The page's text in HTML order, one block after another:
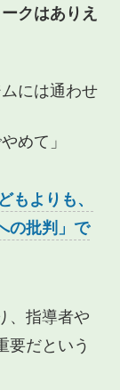
クはありえ
には通わせ
めて」
もよりも、
の批判」で
、指導者や
要だという